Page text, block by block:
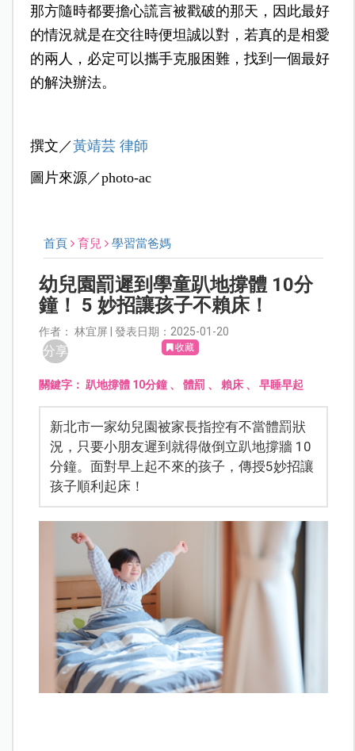
那方隨時都要擔心謊言被戳破的那天，因此最好
的情況就是在交往時便坦誠以對，若真的是相愛
的兩人，必定可以攜手克服困難，找到一個最好
的解決辦法。
撰文／黃靖芸 律師
圖片來源／photo-ac
首頁 育兒 學習當爸媽
幼兒園罰遲到學童趴地撐體 10分
鐘！ 5 妙招讓孩子不賴床！
作者： 林宜屏 | 發表日期：2025-01-20
分享 收藏
關鍵字：趴地撐體 10分鐘 、體罰 、賴床 、早睡早起
新北市一家幼兒園被家長指控有不當體罰狀
況，只要小朋友遲到就得做倒立趴地撐牆 10
分鐘。面對早上起不來的孩子，傳授5妙招讓
孩子順利起床！